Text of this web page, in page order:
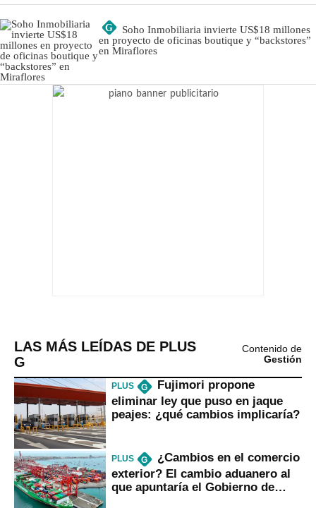
G
Soho Inmobiliaria invierte US$18 millones
en proyecto de oficinas boutique y “backstores”
en Miraflores
LAS MÁS LEÍDAS DE PLUS
G
Contenido de
Gestión
PLUS G
Fujimori propone
eliminar ley que puso en jaque
peajes: ¿qué cambios implicaría?
PLUS G
¿Cambios en el comercio
exterior? El cambio aduanero al
que apuntaría el Gobierno de